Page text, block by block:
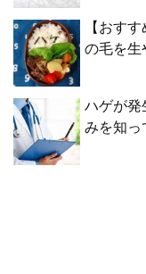
【おす
の毛を生
ハゲが発
みを知っ